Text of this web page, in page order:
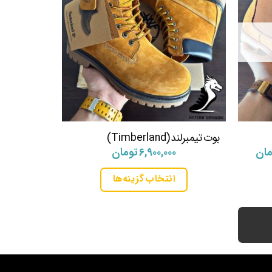
بوت تیمبرلند (Timberland)
۶,۹۰۰,۰۰۰تومان
انتخاب گزینه‌ها